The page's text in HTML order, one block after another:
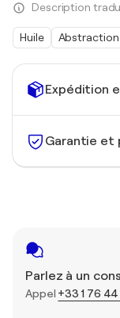
Expédition
Garantie et
Parlez à un
Appel +33 1 76
Description
Huile Abstraction